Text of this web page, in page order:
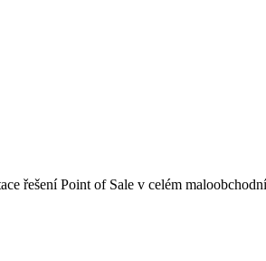
řešení Point of Sale v celém